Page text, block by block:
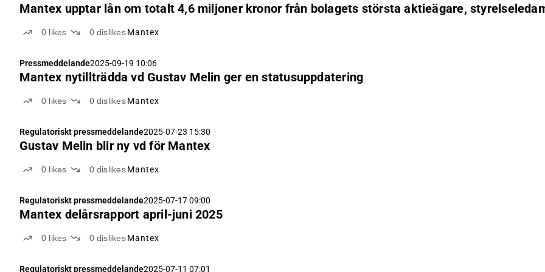
Mantex upptar lån om totalt 4,6 miljoner kronor från bolagets största aktieägare,
0 likes 0 dislikes Mantex
Pressmeddelande2025-09-19 10:06
Mantex nytillträdda vd Gustav Melin ger en statusuppdatering
0 likes 0 dislikes Mantex
Regulatoriskt pressmeddelande2025-07-23 15:30
Gustav Melin blir ny vd för Mantex
0 likes 0 dislikes Mantex
Regulatoriskt pressmeddelande2025-07-17 09:00
Mantex delårsrapport april-juni 2025
0 likes 0 dislikes Mantex
Regulatoriskt pressmeddelande2025-07-11 07:01